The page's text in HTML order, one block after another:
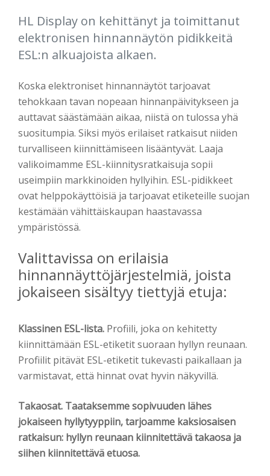
HL Display on kehittänyt ja toimittanut
elektronisen hinnannäytön pidikkeitä
ESL:n alkuajoista alkaen.
Koska elektroniset hinnannäytöt tarjoavat
tehokkaan tavan nopeaan hinnanpäivitykseen ja
auttavat säästämään aikaa, niistä on tulossa yhä
suositumpia. Siksi myös erilaiset ratkaisut niiden
turvalliseen kiinnittämiseen lisääntyvät. Laaja
valikoimamme ESL-kiinnitysratkaisuja sopii
useimpiin markkinoiden hyllyihin. ESL-pidikkeet
ovat helppokäyttöisiä ja tarjoavat etiketeille suojan
kestämään vähittäiskaupan haastavassa
ympäristössä.
Valittavissa on erilaisia
hinnannäyttöjärjestelmiä, joista
jokaiseen sisältyy tiettyjä etuja:
Klassinen ESL-lista. Profiili, joka on kehitetty
kiinnittämään ESL-etiketit suoraan hyllyn reunaan.
Profiilit pitävät ESL-etiketit tukevasti paikallaan ja
varmistavat, että hinnat ovat hyvin näkyvillä.
Takaosat. Taataksemme sopivuuden lähes
jokaiseen hyllytyyppiin, tarjoamme kaksiosaisen
ratkaisun: hyllyn reunaan kiinnitettävä takaosa ja
siihen kiinnitettävä etuosa.